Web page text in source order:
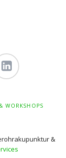
WORKSHOPS
&